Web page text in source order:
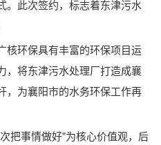
。此次签约，标志着东津污水
核环保具有丰富的环保项目运
，将东津污水处理厂打造成襄
，为襄阳市的水务环保工作再
把事情做好”为核心价值观，后